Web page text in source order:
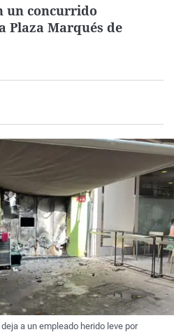
La rosa de los vientos
Gente viajera
Caso
Retornados
Operación Viuda
Extremadura
Galicia
Navarra
Virales
Televisión
un concurrido
Plaza Marqués de
a un empleado herido leve por